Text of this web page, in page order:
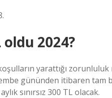
oldu 2024?
yarattığı zorunluluk
gününden itibaren tam
sınırsız 300 TL olacak.